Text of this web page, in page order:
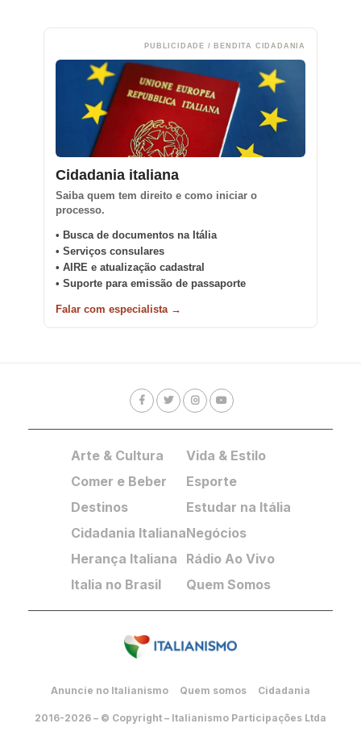
PUBLICIDADE / BENDITA CIDADANIA
Cidadania italiana
Saiba quem tem direito e como iniciar o
processo.
• Busca de documentos na Itália
• Serviços consulares
• AIRE e atualização cadastral
• Suporte para emissão de passaporte
Falar com especialista →
Arte & Cultura
Comer e Beber
Destinos
Cidadania Italiana
Herança Italiana
Italia no Brasil
Vida & Estilo
Esporte
Estudar na Itália
Negócios
Rádio Ao Vivo
Quem Somos
Anuncie no Italianismo Quem somos Cidadania
2016-2026 – © Copyright – Italianismo Participações Ltda